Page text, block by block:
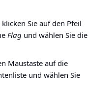
Sie auf den Pfeil
Flagund wählen Sie die
Maustaste auf die
und wählen Sie